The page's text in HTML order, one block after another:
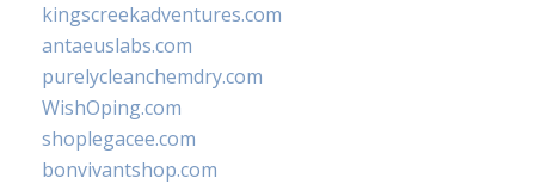
kingscreekadventures.com
antaeuslabs.com
purelycleanchemdry.com
WishOping.com
shoplegacee.com
bonvivantshop.com